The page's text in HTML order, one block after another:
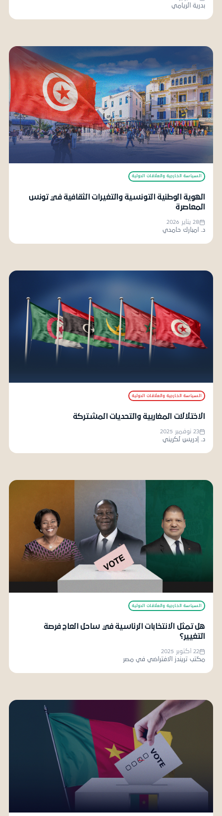
بدرية الريامي
السياسة الخارجية والعلاقات الدولية
الهوية الوطنية التونسية والتغيرات الثقافية في تونس
المعاصرة
28 يناير 2026
د. امبارك حامدي
السياسة الخارجية والعلاقات الدولية
الاختلالات المغاربية والتحديات المشتركة
23 نوفمبر 2025
د. إدريس لكريني
السياسة الخارجية والعلاقات الدولية
هل تمثل الانتخابات الرئاسية في ساحل العاج فرصة
التغيير؟
22 أكتوبر 2025
مكتب تريندز الافتراضي في مصر